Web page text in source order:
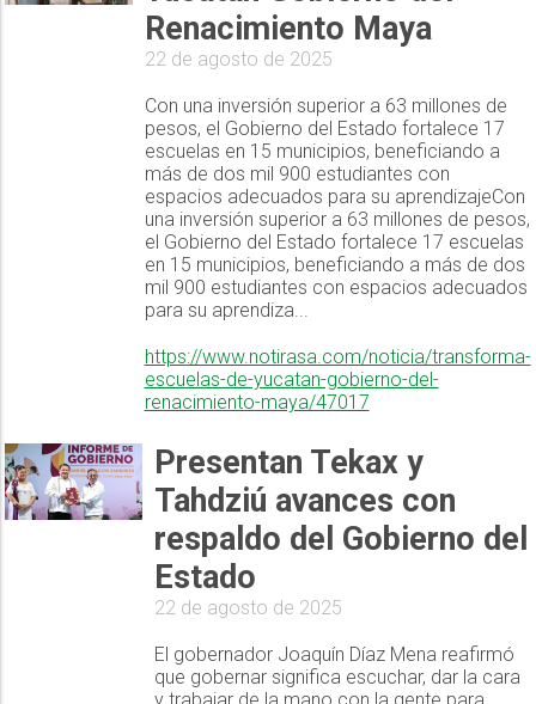
Renacimiento Maya
22 de agosto de 2025
Con una inversión superior a 63 millones de
pesos, el Gobierno del Estado fortalece 17
escuelas en 15 municipios, beneficiando a
más de dos mil 900 estudiantes con
espacios adecuados para su aprendizajeCon
una inversión superior a 63 millones de pesos,
el Gobierno del Estado fortalece 17 escuelas
en 15 municipios, beneficiando a más de dos
mil 900 estudiantes con espacios adecuados
para su aprendiza...
https://www.notirasa.com/noticia/transforma-
escuelas-de-yucatan-gobierno-del-
renacimiento-maya/47017
Presentan Tekax y
Tahdziú avances con
respaldo del Gobierno del
Estado
22 de agosto de 2025
El gobernador Joaquín Díaz Mena reafirmó
que gobernar significa escuchar, dar la cara